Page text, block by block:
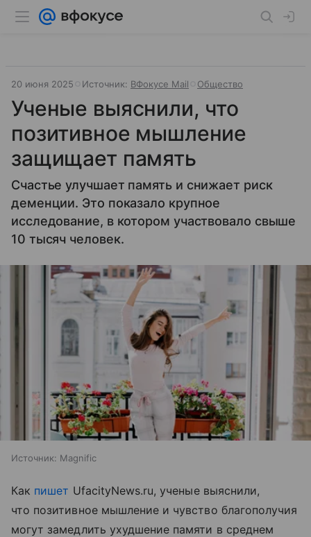
20 июня 2025 Источник: ВФокусе Mail Общество
Ученые выяснили, что
позитивное мышление
защищает память
Счастье улучшает память и снижает риск
деменции. Это показало крупное
исследование, в котором участвовало свыше
10 тысяч человек.
Источник: Magnific
Как пишет UfacityNews.ru, ученые выяснили,
что позитивное мышление и чувство благополучия
могут замедлить ухудшение памяти в среднем